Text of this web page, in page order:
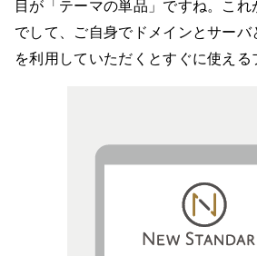
目が「テーマの単品」ですね。こ
でして、ご自身でドメインとサー
を利用していただくとすぐに使える